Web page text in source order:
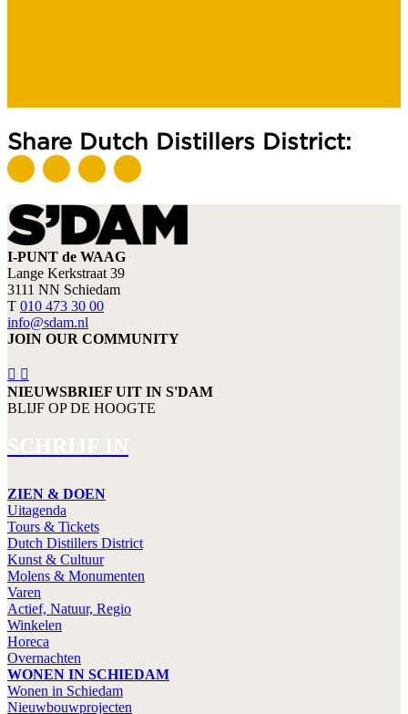
Share Dutch Distillers District:
I-PUNT de WAAG
Lange Kerkstraat 39
3111 NN Schiedam
T 010 473 30 00
info@sdam.nl
JOIN OUR COMMUNITY
NIEUWSBRIEF UIT IN S'DAM
BLIJF OP DE HOOGTE
SCHRIJF IN
ZIEN & DOEN
Uitagenda
Tours & Tickets
Dutch Distillers District
Kunst & Cultuur
Molens & Monumenten
Varen
Actief, Natuur, Regio
Winkelen
Horeca
Overnachten
WONEN IN SCHIEDAM
Wonen in Schiedam
Nieuwbouwprojecten